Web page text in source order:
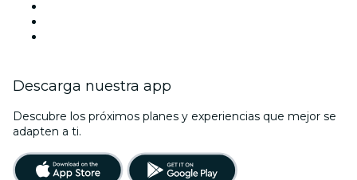
Descarga nuestra app
Descubre los próximos planes y experiencias que mejor se
adapten a ti.